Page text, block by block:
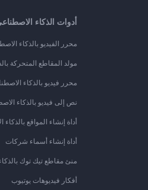
أدوات الذكاء
محرر الفيديو بالذكاء
مولد المقاطع المتحركة
محرر فيديو بالذكاء
نص إلى فيديو بالذكاء
أداة إنشاء المواقع
أداة إنشاء أسماء شركات
منئ مقاطع تيك توك
أفكار فيديوهات يوتيوب